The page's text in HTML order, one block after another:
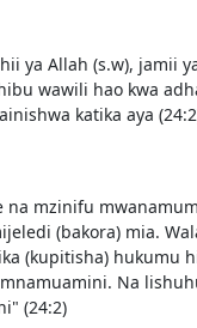
ya Allah (s.w), jamii
wawili hao kwa
katika aya
na mzinifu
(bakora) mia.
(kupitisha) hukumu
Na
(24:2)